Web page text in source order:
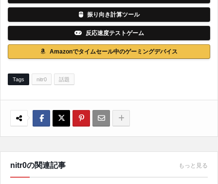
振り向き計算ツール
反応速度テストゲーム
Amazonでタイムセール中のゲーミングデバイス
Tags nitr0 話題
nitr0の関連記事 もっと見る